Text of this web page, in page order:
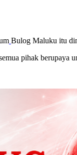
Bulog Maluku itu
pihak berupaya